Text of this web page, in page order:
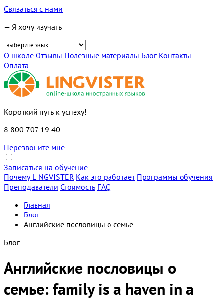
Связаться с нами
— Я хочу изучать
О школе Отзывы Полезные материалы Блог Контакты
Оплата
Короткий путь к успеху!
8 800 707 19 40
Перезвоните мне
Записаться на обучение
Почему LINGVISTER Как это работает Программы обучения
Преподаватели Стоимость FAQ
Главная
Блог
Английские пословицы о семье
Блог
Английские пословицы о
семье: family is a haven in a